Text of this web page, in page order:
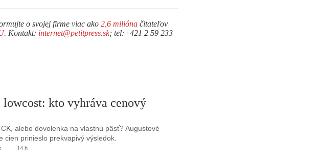
o svojej firme viac ako 2,6 milióna čitateľov
. Kontakt: internet@petitpress.sk; tel:+421 2 59 233
lowcost: kto vyhráva cenový
alebo dovolenka na vlastnú päsť? Augustové
cien prinieslo prekvapivý výsledok.
14 h